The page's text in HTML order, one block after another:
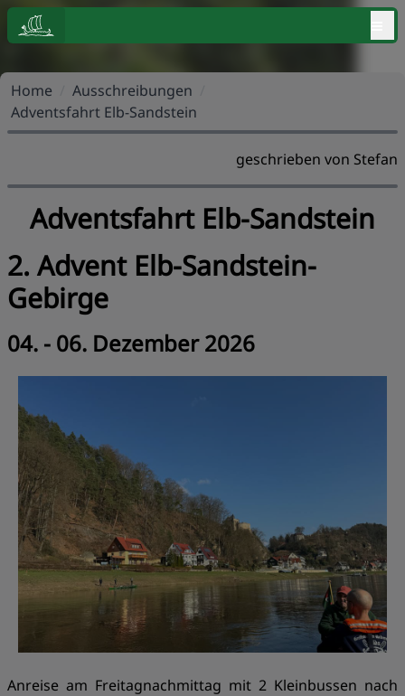
Home Ausschreibungen
Adventsfahrt Elb-Sandstein
geschrieben von Stefan
Adventsfahrt Elb-Sandstein
2. Advent Elb-Sandstein-
Gebirge
04. - 06. Dezember 2026
Anreise am Freitagnachmittag mit 2 Kleinbussen nach